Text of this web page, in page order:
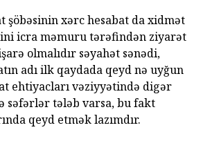
şöbəsinin xərc hesabat da xidmət
icra məmuru tərəfindən ziyarət
olmalıdır səyahət sənədi,
adı ilk qaydada qeyd nə uyğun
ehtiyacları vəziyyətində digər
səfərlər tələb varsa, bu fakt
qeyd etmək lazımdır.